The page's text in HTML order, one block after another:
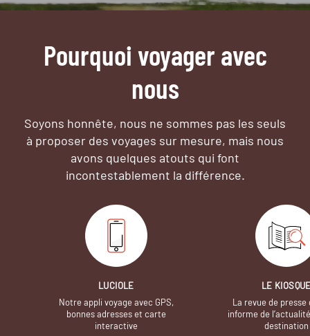
Pourquoi voyager avec
nous
Soyons honnête, nous ne sommes pas les seuls
à proposer des voyages sur mesure, mais nous
avons quelques atouts qui font
incontestablement la différence.
LUCIOLE
Notre appli voyage avec GPS,
bonnes adresses et carte
interactive
LE
La revue de presse
informe de
destination